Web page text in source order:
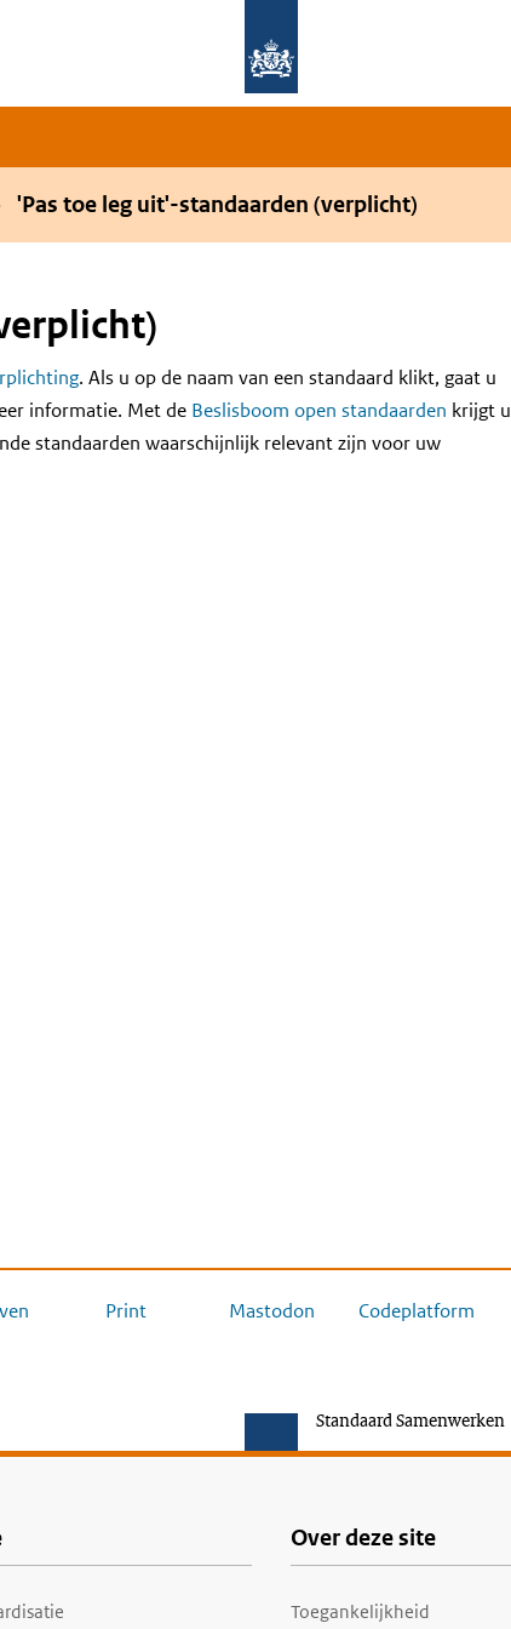
'Pas toe leg uit'-standaarden (verplicht)
. Als u op de naam van een standaard klikt, gaat u
informatie. Met de Beslisboom open standaarden krijgt u
standaarden waarschijnlijk relevant zijn voor uw
Print Mastodon Codeplatform
Standaard Samenwerken
Over deze site
Toegankelijkheid